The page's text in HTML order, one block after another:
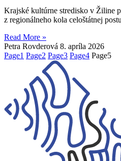
Krajské kultúrne stredisko v Žiline
z regionálneho kola celoštátnej
Read More »
Petra Rovderová 8. apríla 2026
Page1 Page2 Page3 Page4 Page5